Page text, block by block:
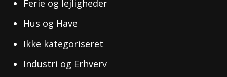
Ferie og lejligheder
Hus og Have
Ikke kategoriseret
Industri og Erhverv